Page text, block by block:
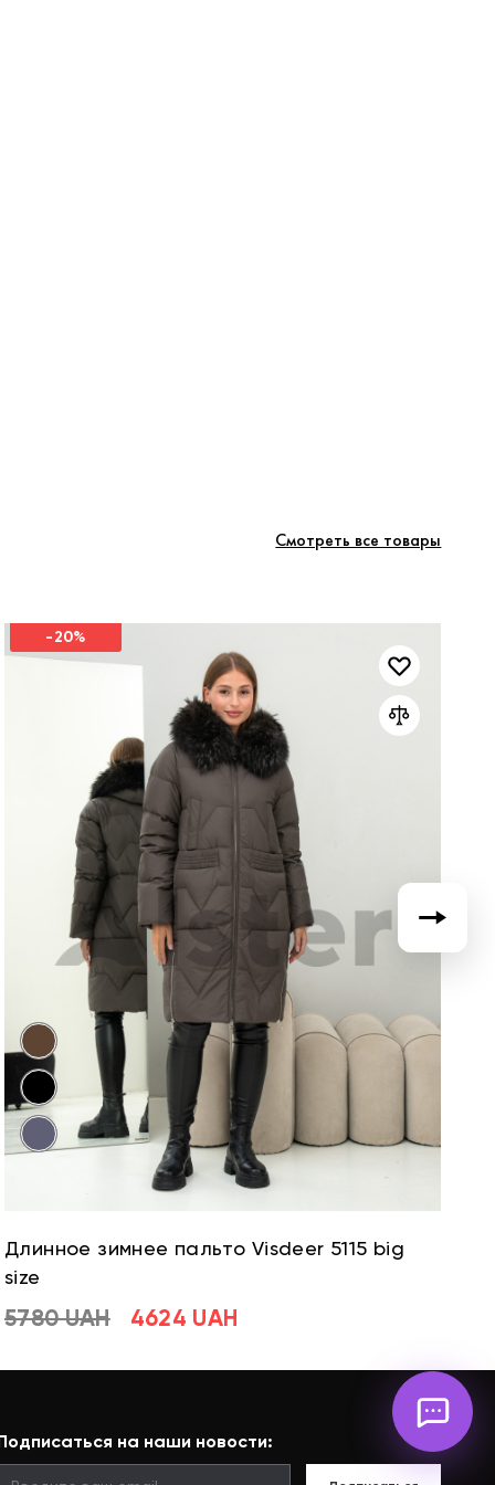
Смотреть все товары
-20%
Длинное зимнее пальто Visdeer 5115 big
size
5780 UAH 4624 UAH
на наши новости: